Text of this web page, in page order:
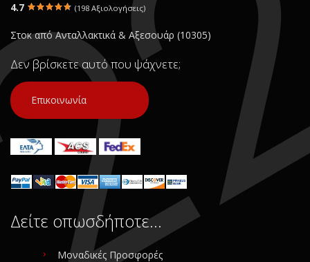
4.7 (198 Αξιολογήσεις)
Στοκ από Ανταλλακτικά & Αξεσουάρ (10305)
Δεν βρίσκετε αυτό που ψάχνετε;
Επικοινωνία
Δείτε οπωσδήποτε…
Μοναδικές Προσφορές